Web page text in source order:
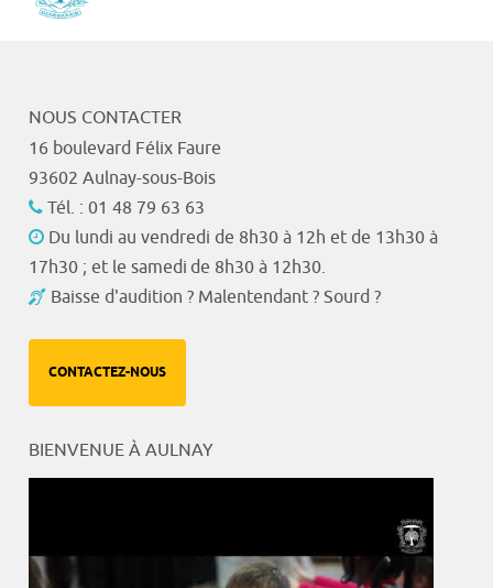
NOUS CONTACTER
16 boulevard Félix Faure
93602 Aulnay-sous-Bois
Tél. : 01 48 79 63 63
Du lundi au vendredi de 8h30 à 12h et de 13h30 à
17h30 ; et le samedi de 8h30 à 12h30.
Baisse d'audition ? Malentendant ? Sourd ?
CONTACTEZ-NOUS
BIENVENUE À AULNAY